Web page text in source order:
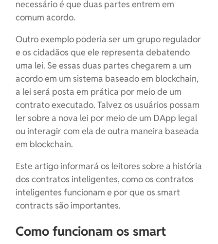
necessário é que duas partes entrem em
comum acordo.
Outro exemplo poderia ser um grupo regulador
e os cidadãos que ele representa debatendo
uma lei. Se essas duas partes chegarem a um
acordo em um sistema baseado em blockchain,
a lei será posta em prática por meio de um
contrato executado. Talvez os usuários possam
ler sobre a nova lei por meio de um DApp legal
ou interagir com ela de outra maneira baseada
em blockchain.
Este artigo informará os leitores sobre a história
dos contratos inteligentes, como os contratos
inteligentes funcionam e por que os smart
contracts são importantes.
Como funcionam os smart